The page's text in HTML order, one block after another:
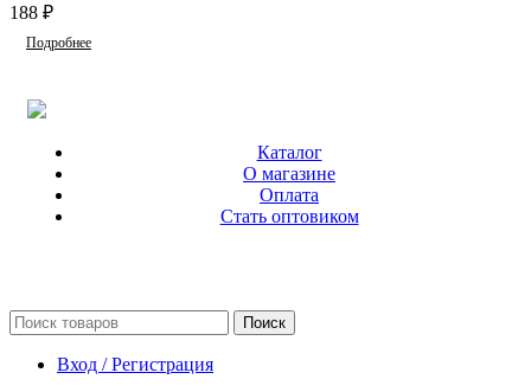
188 ₽
Подробнее
Каталог
О магазине
Оплата
Стать оптовиком
Поиск
Вход / Регистрация